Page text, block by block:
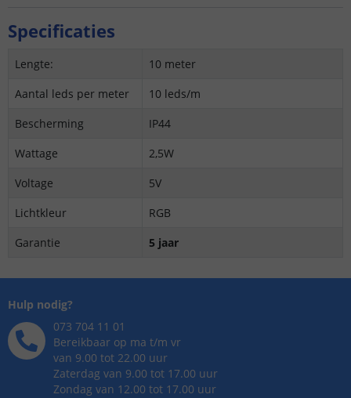
Specificaties
Lengte:
10 meter
Aantal leds per meter
10 leds/m
Bescherming
IP44
Wattage
2,5W
Voltage
5V
Lichtkleur
RGB
Garantie
5 jaar
Hulp nodig?
073 704 11 01
Bereikbaar op ma t/m vr
van 9.00 tot 22.00 uur
Zaterdag van 9.00 tot 17.00 uur
Zondag van 12.00 tot 17.00 uur